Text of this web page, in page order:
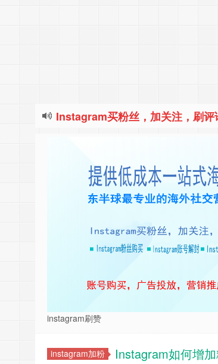
Instagram买粉丝，加关注，刷
instagram刷赞
instagram加粉 Instagram如何增